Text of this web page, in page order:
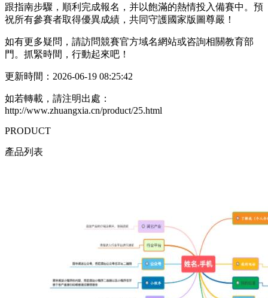
跟指南步驟，順利完成報名，并以飽滿的熱情投入備賽中。預
祝所有參賽者取得優異成績，共同守護國家版圖尊嚴！
如有更多疑問，請訪問競賽官方域名網站或咨詢相關教育部
門。抓緊時間，行動起來吧！
更新時間：2026-06-19 08:25:42
如若轉載，請注明出處：
http://www.zhuangxia.cn/product/25.html
PRODUCT
產品列表